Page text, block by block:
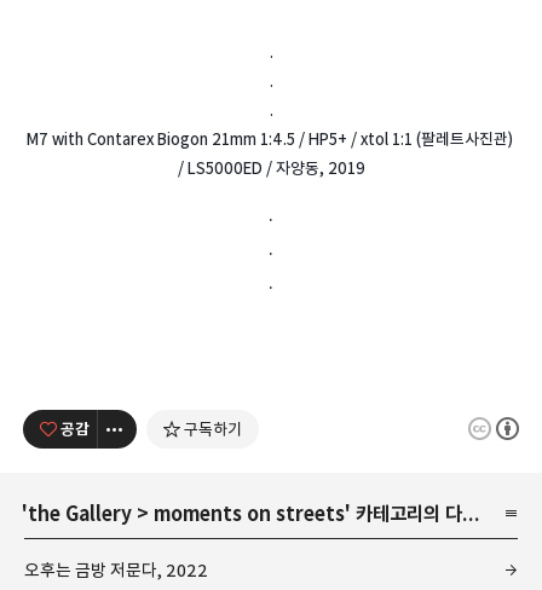
.
.
.
M7 with Contarex Biogon 21mm 1:4.5 / HP5+ / xtol 1:1 (팔레트사진관)
/ LS5000ED / 자양동, 2019
.
.
.
공감 구독하기
'the Gallery > moments on streets' 카테고리의 다른 글
오후는 금방 저문다, 2022